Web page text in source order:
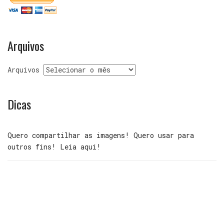
Arquivos
Arquivos
Dicas
Quero compartilhar as imagens! Quero usar para
outros fins! Leia aqui!